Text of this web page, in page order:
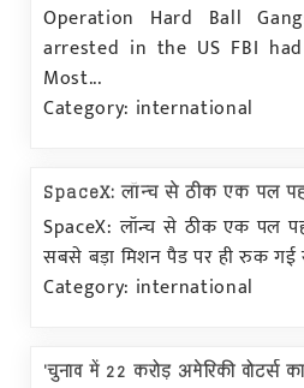
Operation Hard Ball
arrested in the US FBI
Most...
Category: international
SpaceX: लॉन्च से ठीक एक पल
SpaceX: लॉन्च से ठीक एक पल
सबसे बड़ा मिशन पैड पर ही रुक गई
Category: international
'चुनाव में 22 करोड़ अमेरिकी वोटर्स